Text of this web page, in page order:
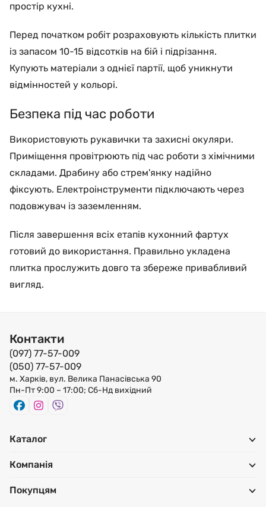
простір кухні.
Перед початком робіт розраховують кількість плитки
із запасом 10-15 відсотків на бій і підрізання.
Купують матеріали з однієї партії, щоб уникнути
відмінностей у кольорі.
Безпека під час роботи
Використовують рукавички та захисні окуляри.
Приміщення провітрюють під час роботи з хімічними
складами. Драбину або стрем'янку надійно
фіксують. Електроінструменти підключають через
подовжувач із заземленням.
Після завершення всіх етапів кухонний фартух
готовий до використання. Правильно укладена
плитка прослужить довго та збереже привабливий
вигляд.
Контакти
(097) 77-57-009
(050) 77-57-009
м. Харків, вул. Велика Панасівська 90
Пн-Пт 9:00 – 17:00; Сб-Нд вихідний
Каталог
Компанія
Покупцям